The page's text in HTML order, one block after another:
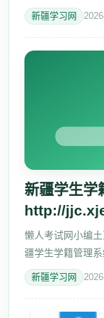
普通高中学生学籍
http://
新疆学习网
新疆学生学
http://
懒人考试网小编
疆学生学籍管理
普通高中学生学
普通高中学生
新疆学习网